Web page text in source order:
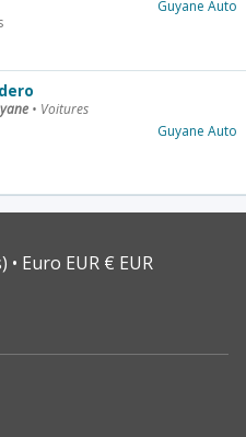
Guyane Auto
• Voitures
Guyane Auto
Euro EUR € EUR